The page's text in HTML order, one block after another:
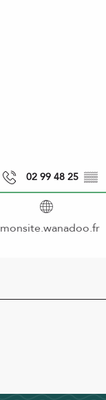
02 99 48 25 ▒▒
monsite.wanadoo.fr